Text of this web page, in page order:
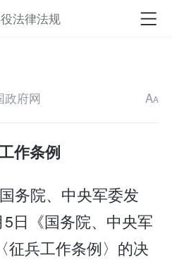
法律法规
政府网 AA
作条例
务院、中央军委发
日《国务院、中央军
征兵工作条例〉的决